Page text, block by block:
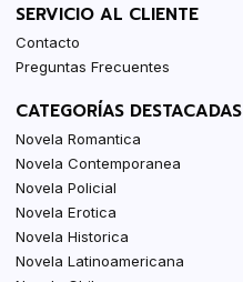
SERVICIO AL CLIENTE
Contacto
Preguntas Frecuentes
CATEGORÍAS DESTACADAS
Novela Romantica
Novela Contemporanea
Novela Policial
Novela Erotica
Novela Historica
Novela Latinoamericana